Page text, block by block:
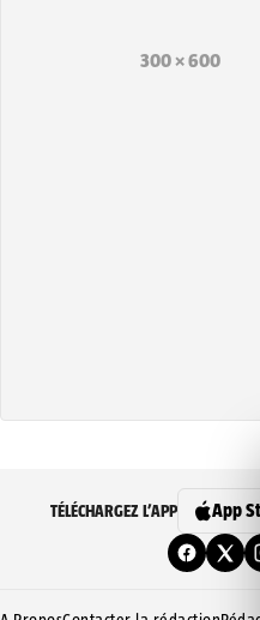
300 × 600
TÉLÉCHARGEZ L’APP App